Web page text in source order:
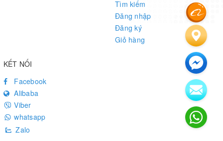
Tìm kiếm
Đăng nhập
Đăng ký
Giỏ hàng
KẾT NỐI
Facebook
Alibaba
Viber
whatsapp
Zalo